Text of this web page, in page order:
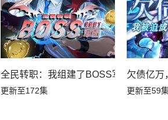
全民转职：我组建了BOSS军团
更新至172集
欠债亿万
更新至59